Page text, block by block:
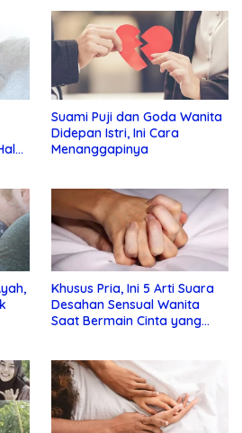
Suami Puji dan Goda Wanita
Didepan Istri, Ini Cara
Menanggapinya
Khusus Pria, Ini 5 Arti Suara
Desahan Sensual Wanita
Saat Bermain Cinta yang